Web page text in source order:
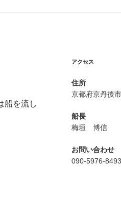
船を流し
アクセス
住所
京都府京丹後
船長
梅垣 博信
お問い合わせ
090-5976-8493